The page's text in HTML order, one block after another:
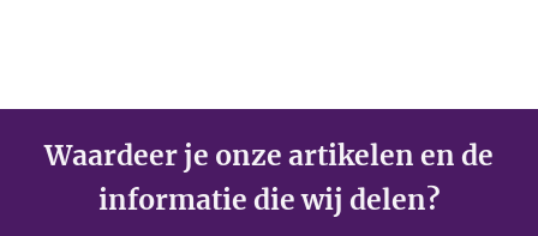
Waardeer je onze artikelen en de
informatie die wij delen?